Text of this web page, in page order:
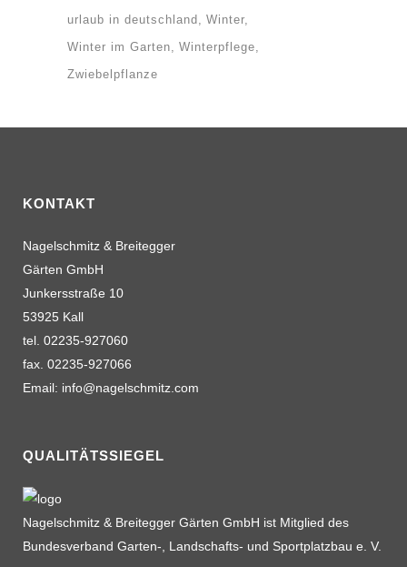
urlaub in deutschland
Winter
Winter im Garten
Winterpflege
Zwiebelpflanze
KONTAKT
Nagelschmitz & Breitegger
Gärten GmbH
Junkersstraße 10
53925 Kall
tel. 02235-927060
fax. 02235-927066
Email: info@nagelschmitz.com
QUALITÄTSSIEGEL
Nagelschmitz & Breitegger Gärten GmbH ist Mitglied des
Bundesverband Garten-, Landschafts- und Sportplatzbau e. V.